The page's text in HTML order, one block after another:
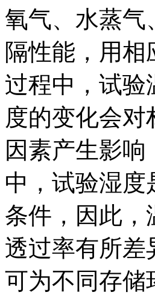
氧气、水蒸气
隔性能，用
过程中，试验
度的变化会
因素产生影
中，试验湿度
条件，因此，
透过率有所差
可为不同存储